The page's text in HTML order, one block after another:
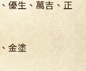
、萬吉、正
金塗